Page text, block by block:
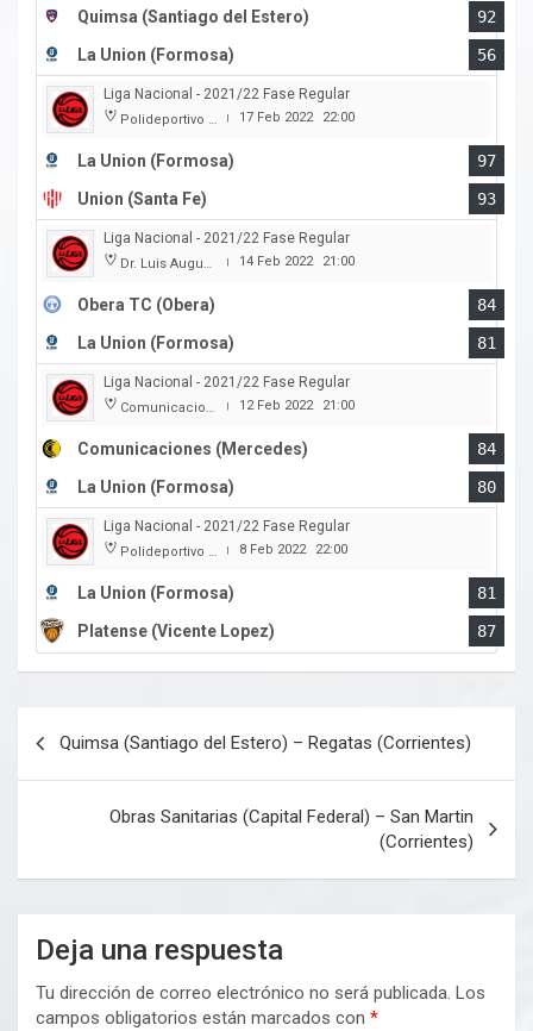
Quimsa (Santiago del Estero)
92
La Union (Formosa)
56
Liga Nacional - 2021/22 Fase Regular
Polideportivo Cincuentenario | 17 Feb 2022 22:00
La Union (Formosa)
97
Union (Santa Fe)
93
Liga Nacional - 2021/22 Fase Regular
Dr. Luis Augusto Derna | 14 Feb 2022 21:00
Obera TC (Obera)
84
La Union (Formosa)
81
Liga Nacional - 2021/22 Fase Regular
Comunicaciones | 12 Feb 2022 21:00
Comunicaciones (Mercedes)
84
La Union (Formosa)
80
Liga Nacional - 2021/22 Fase Regular
Polideportivo Cincuentenario | 8 Feb 2022 22:00
La Union (Formosa)
81
Platense (Vicente Lopez)
87
entradas
Quimsa (Santiago del Estero) – Regatas (Corrientes)
Obras Sanitarias (Capital Federal) – San Martin
(Corrientes)
Deja una respuesta
Tu dirección de correo electrónico no será publicada. Los
campos obligatorios están marcados con *